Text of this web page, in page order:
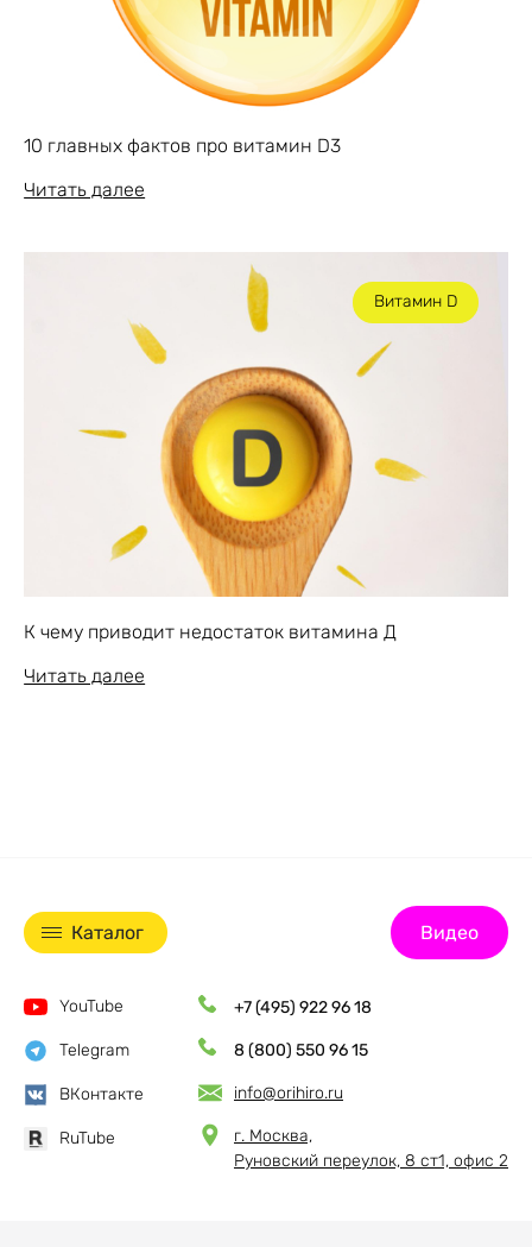
10 главных фактов про витамин D3
Читать далее
К чему приводит недостаток витамина Д
Читать далее
Витамин D
Каталог Видео
YouTube
Telegram
ВКонтакте
RuTube
+7 (495) 922 96 18
8 (800) 550 96 15
info@orihiro.ru
г. Москва,
Руновский переулок, 8 ст1, офис 2